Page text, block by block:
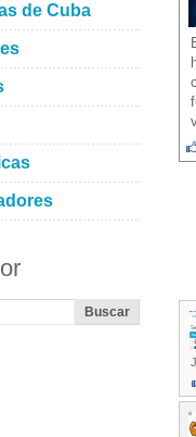
de Cuba